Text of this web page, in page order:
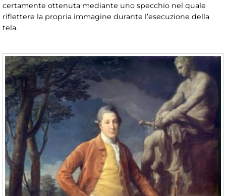
certamente ottenuta mediante uno specchio nel quale
riflettere la propria immagine durante l’esecuzione della
tela.